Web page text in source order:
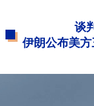
谈
伊朗公布美